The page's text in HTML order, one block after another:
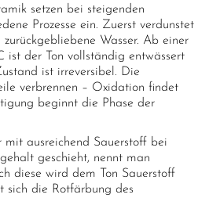
setzen bei steigenden
Prozesse ein. Zuerst verdunstet
Wasser. Ab einer
ist der Ton vollständig entwässert
ist irreversibel. Die
verbrennen – Oxidation findet
beginnt die Phase der
mit ausreichend Sauerstoff bei
geschieht, nennt man
diese wird dem Ton Sauerstoff
sich die Rotfärbung des